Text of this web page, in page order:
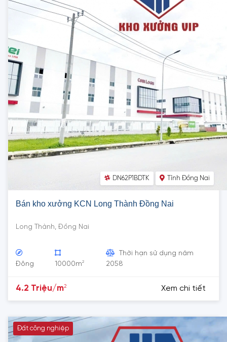
DN62P1BDTK Tỉnh Đồng Nai
Bán kho xưởng KCN Long Thành Đồng Nai
Long Thành, Đồng Nai
Đông 10000m2
Thời hạn sử dụng năm
2058
4.2 Triệu/m2 Xem chi tiết
Đất công nghiệp